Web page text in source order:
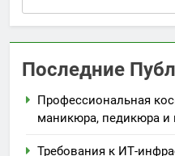
Последние
Профессиональная
маникюра, педикюра и
Требования к ИТ-